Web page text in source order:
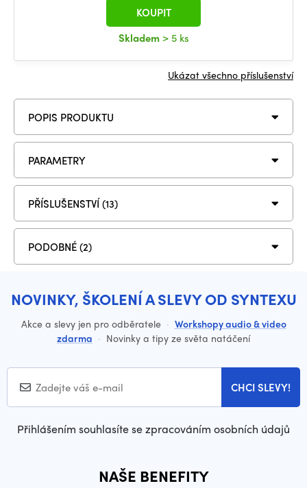
Skladem > 5 ks
KOUPIT
Ukázat všechno příslušenství
POPIS PRODUKTU
PARAMETRY
PŘÍSLUŠENSTVÍ (13)
PODOBNÉ (2)
NOVINKY, ŠKOLENÍ A SLEVY OD SYNTEXU
Akce a slevy jen pro odběratele · Workshopy audio & video
zdarma · Novinky a tipy ze světa natáčení
CHCI SLEVY!
Přihlášením souhlasíte se zpracováním osobních údajů
NAŠE BENEFITY